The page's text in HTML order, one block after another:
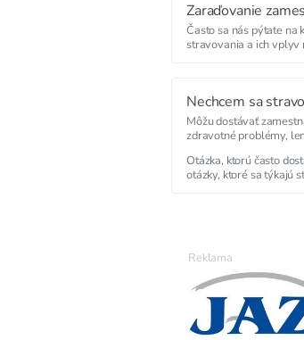
Zaraďovanie
Často sa nás pýtate na
stravovania a ich vplyv
Nechcem sa
Môžu dostávať
zdravotné problémy,
Otázka, ktorú často
otázky, ktoré sa týkajú